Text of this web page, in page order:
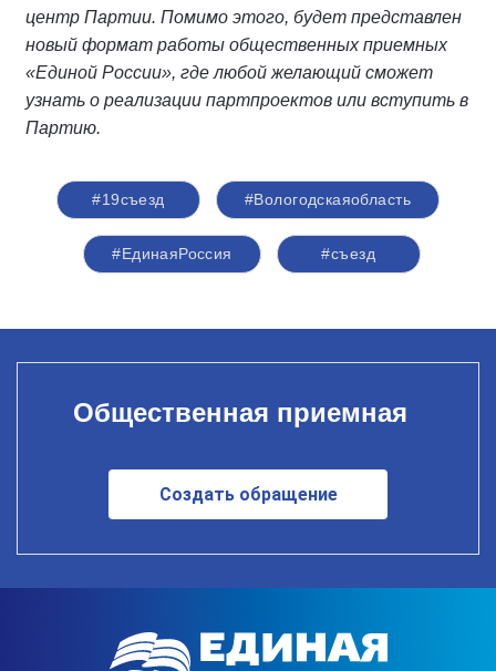
центр Партии. Помимо этого, будет представлен
новый формат работы общественных приемных
«Единой России», где любой желающий сможет
узнать о реализации партпроектов или вступить в
Партию.
#19съезд #Вологодскаяобласть
#ЕдинаяРоссия #съезд
Общественная приемная
Создать обращение